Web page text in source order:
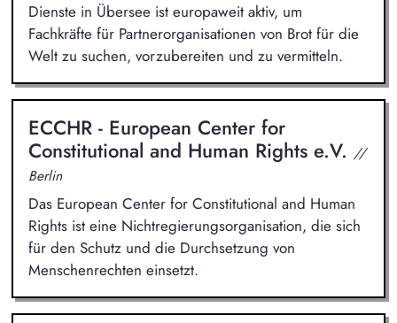
Dienste in Übersee ist europaweit aktiv, um
Fachkräfte für Partnerorganisationen von Brot für die
Welt zu suchen, vorzubereiten und zu vermitteln.
ECCHR - European Center for
Constitutional and Human Rights e.V. //
Berlin
Das European Center for Constitutional and Human
Rights ist eine Nichtregierungsorganisation, die sich
für den Schutz und die Durchsetzung von
Menschenrechten einsetzt.